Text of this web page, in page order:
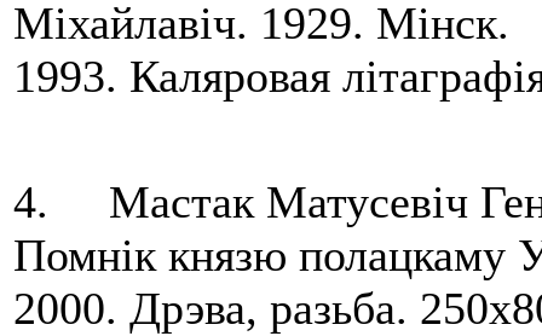
Міхайлавіч. 1929. Мінск.
1993. Каляровая
4. Мастак Матусевіч
Помнік князю полацкаму
2000. Дрэва, разьба.